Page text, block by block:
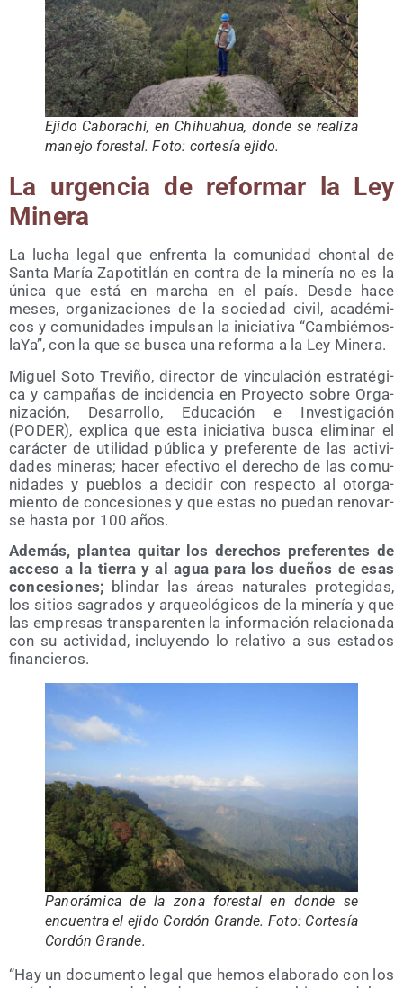
Eji­do Cabo­ra­chi, en Chihuahua, don­de se rea­li­za
mane­jo fores­tal. Foto: cor­te­sía ejido.
La urgen­cia de refor­mar la Ley
Minera
La lucha legal que enfren­ta la comu­ni­dad chon­tal de
San­ta María Zapo­titlán en con­tra de la mine­ría no es la
úni­ca que está en mar­cha en el país. Des­de hace
meses, orga­ni­za­cio­nes de la socie­dad civil, aca­dé­mi­
cos y comu­ni­da­des impul­san la ini­cia­ti­va “Cam­bié­mos­
la­Ya”, con la que se bus­ca una refor­ma a la Ley Minera.
Miguel Soto Tre­vi­ño, direc­tor de vin­cu­la­ción estra­té­gi­
ca y cam­pa­ñas de inci­den­cia en Pro­yec­to sobre Orga­
ni­za­ción, Desa­rro­llo, Edu­ca­ción e Inves­ti­ga­ción
(PODER), expli­ca que esta ini­cia­ti­va bus­ca eli­mi­nar el
carác­ter de uti­li­dad públi­ca y pre­fe­ren­te de las acti­vi­
da­des mine­ras; hacer efec­ti­vo el dere­cho de las comu­
ni­da­des y pue­blos a deci­dir con res­pec­to al otor­ga­
mien­to de con­ce­sio­nes y que estas no pue­dan reno­var­
se has­ta por 100 años.
Ade­más, plan­tea qui­tar los dere­chos pre­fe­ren­tes de
acce­so a la tie­rra y al agua para los due­ños de esas
con­ce­sio­nes; blin­dar las áreas natu­ra­les pro­te­gi­das,
los sitios sagra­dos y arqueo­ló­gi­cos de la mine­ría y que
las empre­sas trans­pa­ren­ten la infor­ma­ción rela­cio­na­da
con su acti­vi­dad, inclu­yen­do lo rela­ti­vo a sus esta­dos
financieros.
Pano­rá­mi­ca de la zona fores­tal en don­de se
encuen­tra el eji­do Cor­dón Gran­de. Foto: Cor­te­sía
Cor­dón Grande.
“Hay un docu­men­to legal que hemos ela­bo­ra­do con los